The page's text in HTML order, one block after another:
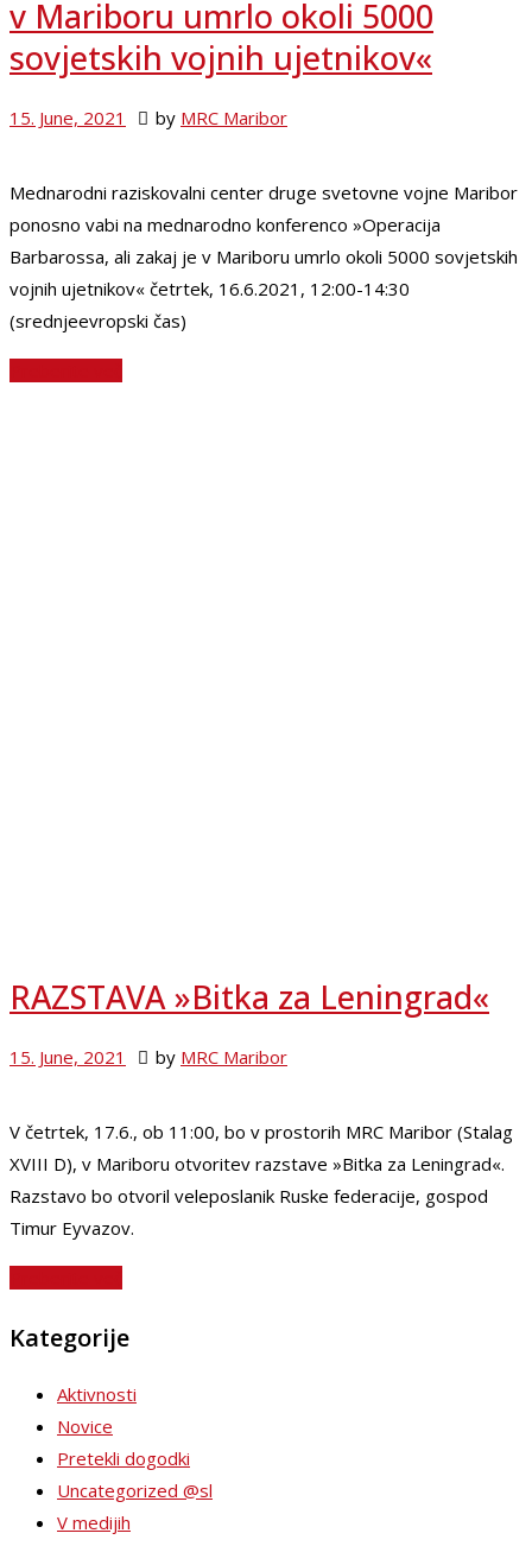
v Mariboru umrlo okoli 5000
sovjetskih vojnih ujetnikov«
15. June, 2021 by MRC Maribor
Mednarodni raziskovalni center druge svetovne vojne Maribor
ponosno vabi na mednarodno konferenco »Operacija
Barbarossa, ali zakaj je v Mariboru umrlo okoli 5000 sovjetskih
vojnih ujetnikov« četrtek, 16.6.2021, 12:00-14:30
(srednjeevropski čas)
RAZSTAVA »Bitka za Leningrad«
15. June, 2021 by MRC Maribor
V četrtek, 17.6., ob 11:00, bo v prostorih MRC Maribor (Stalag
XVIII D), v Mariboru otvoritev razstave »Bitka za Leningrad«.
Razstavo bo otvoril veleposlanik Ruske federacije, gospod
Timur Eyvazov.
Kategorije
Aktivnosti
Novice
Pretekli dogodki
Uncategorized @sl
V medijih